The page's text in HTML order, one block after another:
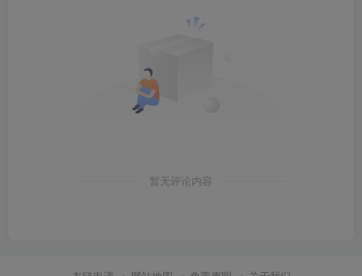
暂无评论内容